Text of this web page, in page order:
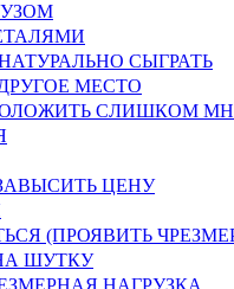
СЫГРАТЬ
МЕСТО
СЛИШКОМ
ЦЕНУ
(ПРОЯВИТЬ
ШУТКУ